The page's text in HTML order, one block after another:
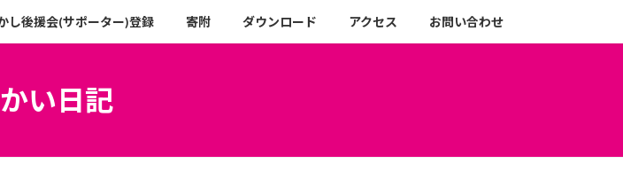
し後援会(サポーター)登録 寄附 ダウンロード アクセス お問い合わせ
い日記